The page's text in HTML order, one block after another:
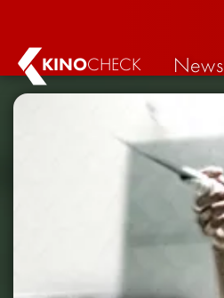
KINOCHECK News